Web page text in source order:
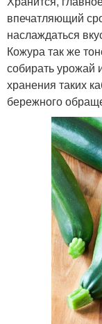
впечатляющий
наслаждаться
Кожура так же
собирать урожай
хранения таких
бережного